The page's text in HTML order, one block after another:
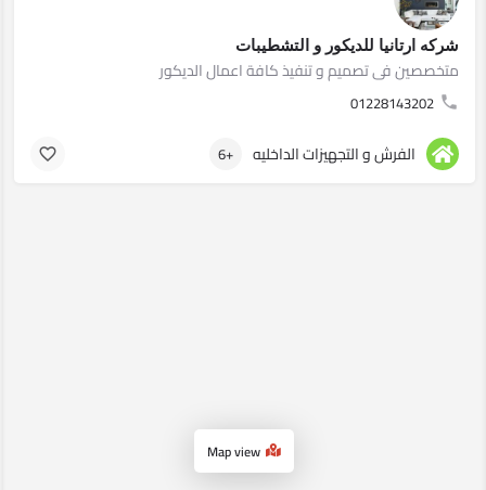
شركه ارتانيا للديكور و التشطيبات
متخصصين فى تصميم و تنفيذ كافة اعمال الديكور
01228143202
الفرش و التجهيزات الداخليه +6
Map view